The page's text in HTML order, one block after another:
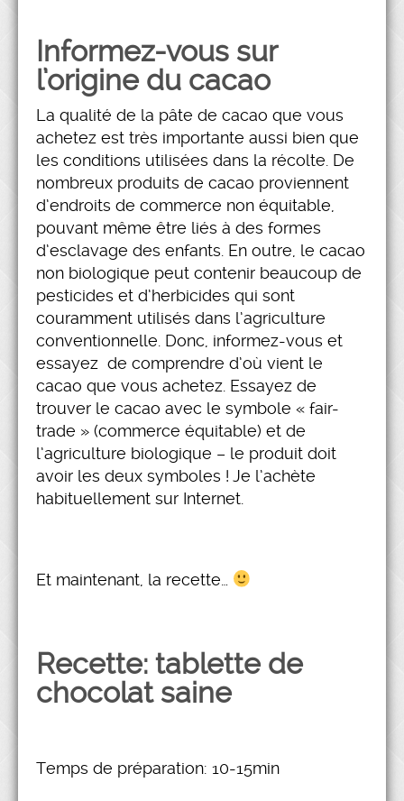
Informez-vous sur
l’origine du cacao
La qualité de la pâte de cacao que vous
achetez est très importante aussi bien que
les conditions utilisées dans la récolte. De
nombreux produits de cacao proviennent
d’endroits de commerce non équitable,
pouvant même être liés à des formes
d’esclavage des enfants. En outre, le cacao
non biologique peut contenir beaucoup de
pesticides et d’herbicides qui sont
couramment utilisés dans l’agriculture
conventionnelle. Donc, informez-vous et
essayez de comprendre d’où vient le
cacao que vous achetez. Essayez de
trouver le cacao avec le symbole « fair-
trade » (commerce équitable) et de
l’agriculture biologique – le produit doit
avoir les deux symboles ! Je l’achète
habituellement sur Internet.
Et maintenant, la recette…
Recette: tablette de
chocolat saine
Temps de préparation: 10-15min